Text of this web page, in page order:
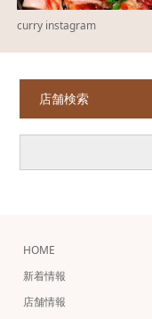
curry instagram
店舗検索
HOME
新着情報
店舗情報